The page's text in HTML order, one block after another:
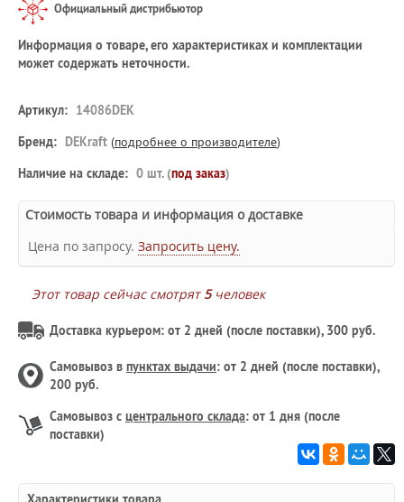
Официальный дистрибьютор
Информация о товаре, его характеристиках и комплектации
может содержать неточности.
Артикул: 14086DEK
Бренд: DEKraft (подробнее о производителе)
Наличие на складе: 0 шт. (под заказ)
Стоимость товара и информация о доставке
Цена по запросу. Запросить цену.
Этот товар сейчас смотрят 5человек
Доставка курьером: от 2 дней (после поставки), 300 руб.
Самовывоз в пунктах выдачи: от 2 дней (после поставки),
200 руб.
Самовывоз с центрального склада: от 1 дня (после
поставки)